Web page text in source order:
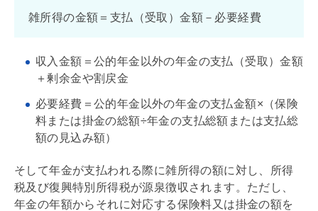
雑所得の金額＝支払（受取）金額－必要経費
収入金額＝公的年金以外の年金の支払（受取）金額
＋剰余金や割戻金
必要経費＝公的年金以外の年金の支払金額×（保険
料または掛金の総額÷年金の支払総額または支払総
額の見込み額）
そして年金が支払われる際に雑所得の額に対し、所得
税及び復興特別所得税が源泉徴収されます。ただし、
年金の年額からそれに対応する保険料又は掛金の額を